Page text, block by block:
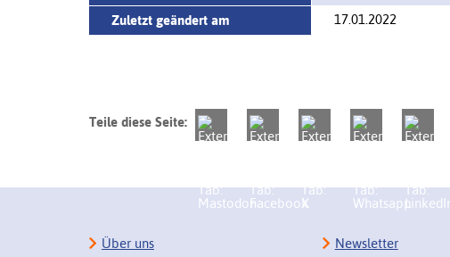
Zuletzt geändert am
17.01.2022
Teile diese Seite:
Über uns Newsletter